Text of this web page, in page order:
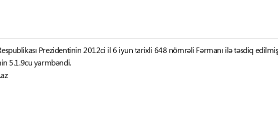
Prezidentinin 2012ci il 6 iyun tarixli 648 nömrəli Fərmanı ilə təsdiq
5.1.9cu yarmbəndi.